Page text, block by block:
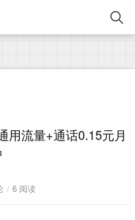
用流量+通话0.15元月
/ 6 阅读